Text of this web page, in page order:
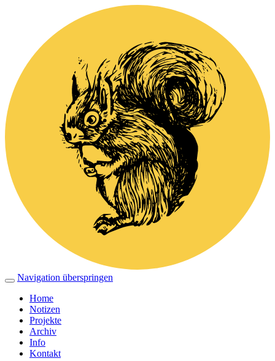
Navigation überspringen
Home
Notizen
Projekte
Archiv
Info
Kontakt